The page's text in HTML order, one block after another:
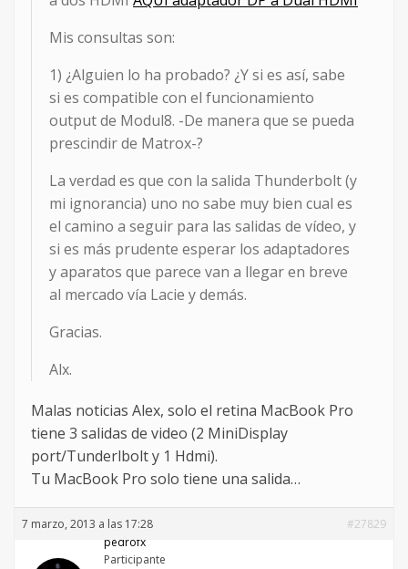
Mis consultas son:
1) ¿Alguien lo ha probado? ¿Y si es así, sabe
si es compatible con el funcionamiento
output de Modul8. -De manera que se pueda
prescindir de Matrox-?
La verdad es que con la salida Thunderbolt (y
mi ignorancia) uno no sabe muy bien cual es
el camino a seguir para las salidas de vídeo, y
si es más prudente esperar los adaptadores
y aparatos que parece van a llegar en breve
al mercado vía Lacie y demás.
Gracias.
Alx.
Malas noticias Alex, solo el retina MacBook Pro
tiene 3 salidas de video (2 MiniDisplay
port/Tunderlbolt y 1 Hdmi).
Tu MacBook Pro solo tiene una salida…
7 marzo, 2013 a las 17:28
#27829
pedrofx
Participante